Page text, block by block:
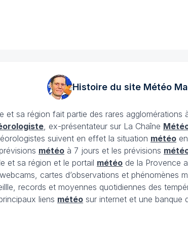
Histoire du site Météo
et sa région fait partie des rares agglomérations
, ex-présentateur sur La Chaîne
suivent en effet la situation météo
météo à 7 jours et les prévisions
et sa région et le portail météo de la Provence
cartes d’observations et phénomènes
records et moyennes quotidiennes des
liens météo sur internet et une banque